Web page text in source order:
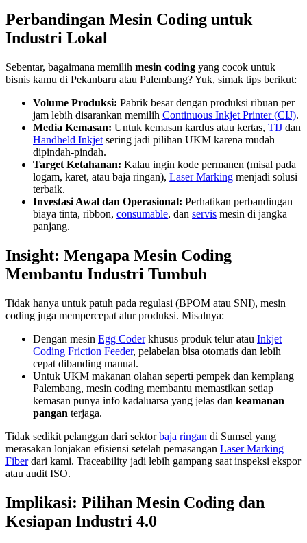
Perbandingan Mesin Coding untuk
Industri Lokal
Sebentar, bagaimana memilih mesin coding yang cocok untuk
bisnis kamu di Pekanbaru atau Palembang? Yuk, simak tips berikut:
Volume Produksi: Pabrik besar dengan produksi ribuan per
jam lebih disarankan memilih Continuous Inkjet Printer (CIJ).
Media Kemasan: Untuk kemasan kardus atau kertas, TIJ dan
Handheld Inkjet sering jadi pilihan UKM karena mudah
dipindah-pindah.
Target Ketahanan: Kalau ingin kode permanen (misal pada
logam, karet, atau baja ringan), Laser Marking menjadi solusi
terbaik.
Investasi Awal dan Operasional: Perhatikan perbandingan
biaya tinta, ribbon, consumable, dan servis mesin di jangka
panjang.
Insight: Mengapa Mesin Coding
Membantu Industri Tumbuh
Tidak hanya untuk patuh pada regulasi (BPOM atau SNI), mesin
coding juga mempercepat alur produksi. Misalnya:
Dengan mesin Egg Coderkhusus produk telur atau Inkjet
Coding Friction Feeder, pelabelan bisa otomatis dan lebih
cepat dibanding manual.
Untuk UKM makanan olahan seperti pempek dan kemplang
Palembang, mesin coding membantu memastikan setiap
kemasan punya info kadaluarsa yang jelas dan keamanan
pangan terjaga.
Tidak sedikit pelanggan dari sektorbaja ringan di Sumsel yang
merasakan lonjakan efisiensi setelah pemasangan Laser Marking
Fiberdari kami. Traceability jadi lebih gampang saat inspeksi ekspor
atau audit ISO.
Implikasi: Pilihan Mesin Coding dan
Kesiapan Industri 4.0